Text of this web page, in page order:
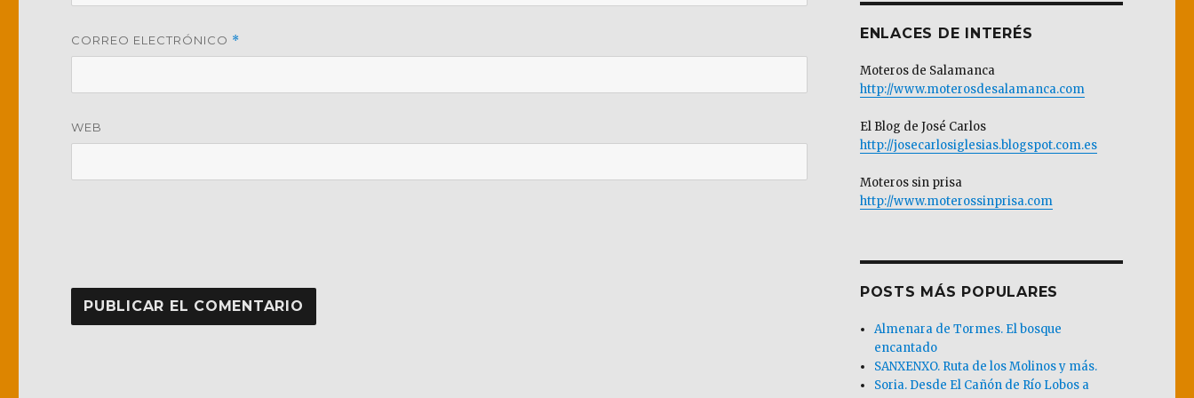
CORREO ELECTRÓNICO *
WEB
ENLACES DE INTERÉS
Moteros de Salamanca
http://www.moterosdesalamanca.com
El Blog de José Carlos
http://josecarlosiglesias.blogspot.com.es
Moteros sin prisa
http://www.moterossinprisa.com
POSTS MÁS POPULARES
Almenara de Tormes. El bosque
encantado
SANXENXO. Ruta de los Molinos y más.
Soria. Desde El Cañón de Río Lobos a